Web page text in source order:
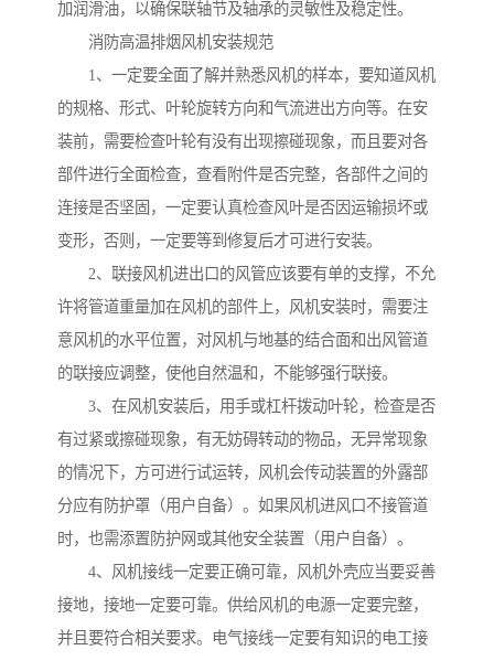
加润滑油，以确保联轴节及轴承的灵敏性及稳定性。
消防高温排烟风机安装规范
1、一定要全面了解并熟悉风机的样本，要知道风机
的规格、形式、叶轮旋转方向和气流进出方向等。在安
装前，需要检查叶轮有没有出现擦碰现象，而且要对各
部件进行全面检查，查看附件是否完整，各部件之间的
连接是否坚固，一定要认真检查风叶是否因运输损坏或
变形，否则，一定要等到修复后才可进行安装。
2、联接风机进出口的风管应该要有单的支撑，不允
许将管道重量加在风机的部件上，风机安装时，需要注
意风机的水平位置，对风机与地基的结合面和出风管道
的联接应调整，使他自然温和，不能够强行联接。
3、在风机安装后，用手或杠杆拨动叶轮，检查是否
有过紧或擦碰现象，有无妨碍转动的物品，无异常现象
的情况下，方可进行试运转，风机会传动装置的外露部
分应有防护罩（用户自备）。如果风机进风口不接管道
时，也需添置防护网或其他安全装置（用户自备）。
4、风机接线一定要正确可靠，风机外壳应当要妥善
接地，接地一定要可靠。供给风机的电源一定要完整，
并且要符合相关要求。电气接线一定要有知识的电工接